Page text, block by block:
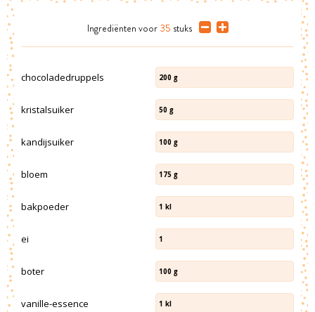
Ingrediënten voor 35 stuks
chocoladedruppels 200 g
kristalsuiker 50 g
kandijsuiker 100 g
bloem 175 g
bakpoeder 1 kl
ei 1
boter 100 g
vanille-essence 1 kl